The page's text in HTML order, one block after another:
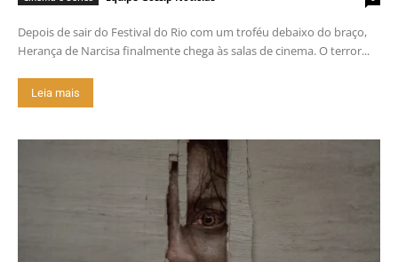
Depois de sair do Festival do Rio com um troféu debaixo do braço,
Herança de Narcisa finalmente chega às salas de cinema. O terror...
Leia mais